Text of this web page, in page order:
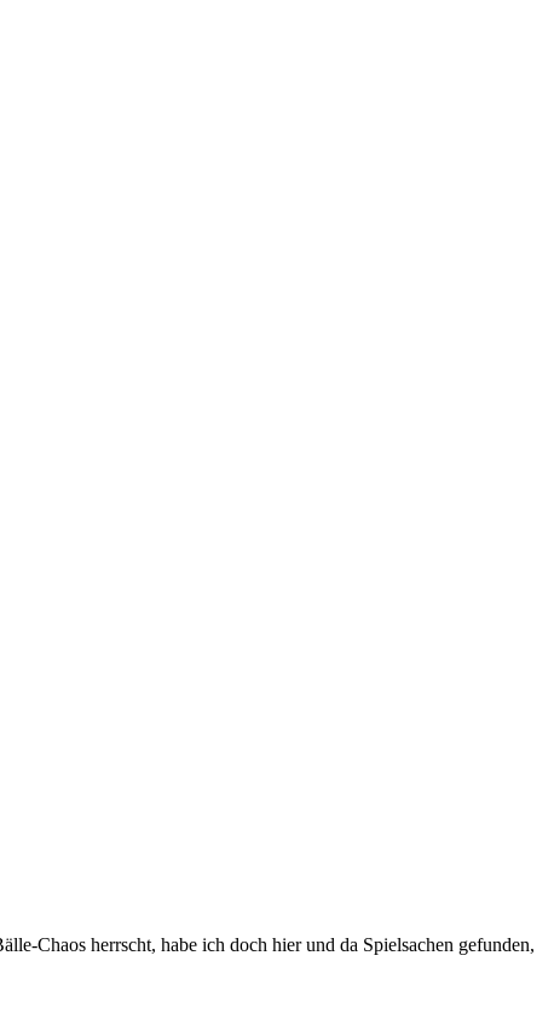
Chaos herrscht, habe ich doch hier und da Spielsachen gefunden,